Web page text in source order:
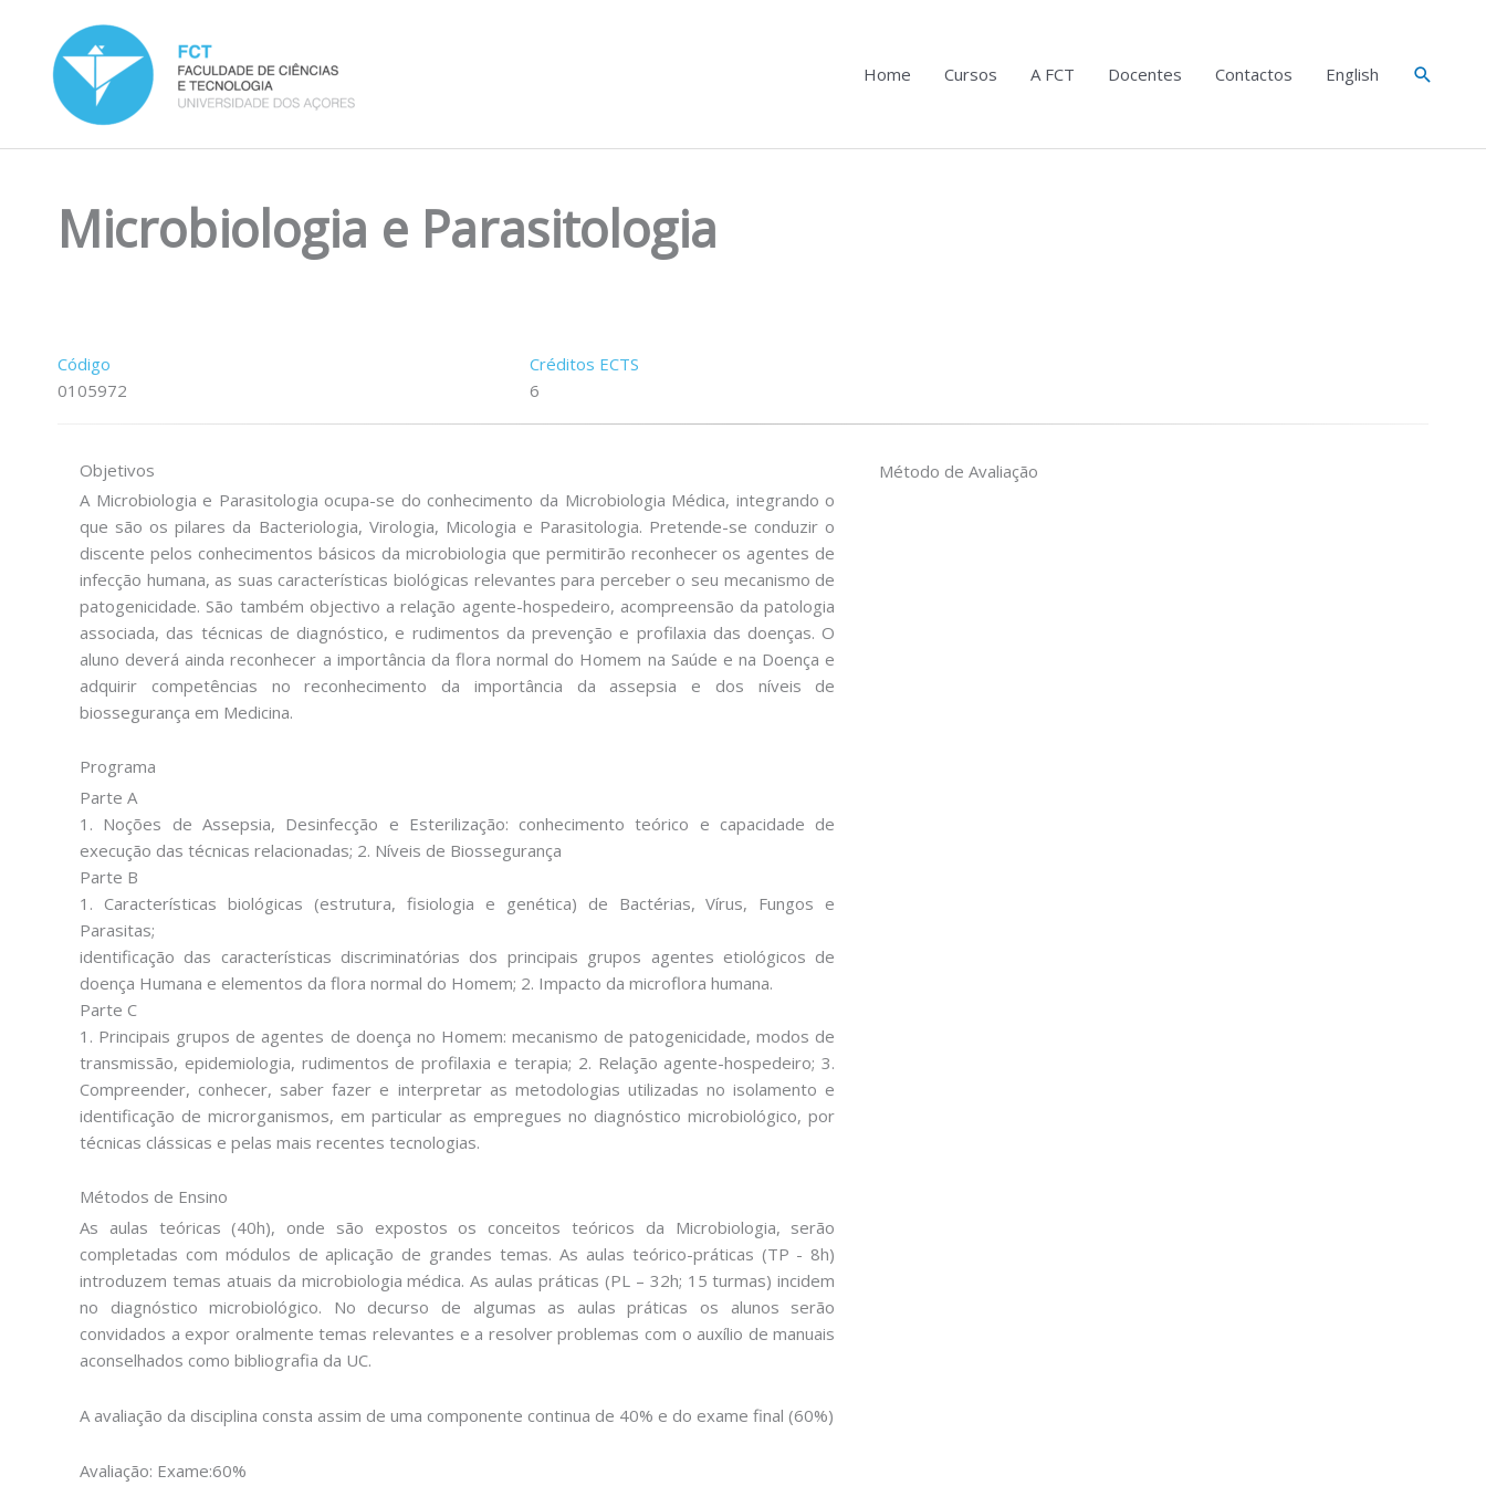
content
Home Cursos A FCT Docentes Contactos English Search
Microbiologia e Parasitologia
Código
0105972
Créditos ECTS
6
Objetivos
A Microbiologia e Parasitologia ocupa-se do conhecimento da Microbiologia Médica, integrando o
que são os pilares da Bacteriologia, Virologia, Micologia e Parasitologia. Pretende-se conduzir o
discente pelos conhecimentos básicos da microbiologia que permitirão reconhecer os agentes de
infecção humana, as suas características biológicas relevantes para perceber o seu mecanismo de
patogenicidade. São também objectivo a relação agente-hospedeiro, acompreensão da patologia
associada, das técnicas de diagnóstico, e rudimentos da prevenção e profilaxia das doenças. O
aluno deverá ainda reconhecer a importância da flora normal do Homem na Saúde e na Doença e
adquirir competências no reconhecimento da importância da assepsia e dos níveis de
biossegurança em Medicina.
Programa
Parte A
1. Noções de Assepsia, Desinfecção e Esterilização: conhecimento teórico e capacidade de
execução das técnicas relacionadas; 2. Níveis de Biossegurança
Parte B
1. Características biológicas (estrutura, fisiologia e genética) de Bactérias, Vírus, Fungos e
Parasitas;
identificação das características discriminatórias dos principais grupos agentes etiológicos de
doença Humana e elementos da flora normal do Homem; 2. Impacto da microflora humana.
Parte C
1. Principais grupos de agentes de doença no Homem: mecanismo de patogenicidade, modos de
transmissão, epidemiologia, rudimentos de profilaxia e terapia; 2. Relação agente-hospedeiro; 3.
Compreender, conhecer, saber fazer e interpretar as metodologias utilizadas no isolamento e
identificação de microrganismos, em particular as empregues no diagnóstico microbiológico, por
técnicas clássicas e pelas mais recentes tecnologias.
Métodos de Ensino
As aulas teóricas (40h), onde são expostos os conceitos teóricos da Microbiologia, serão
completadas com módulos de aplicação de grandes temas. As aulas teórico-práticas (TP - 8h)
introduzem temas atuais da microbiologia médica. As aulas práticas (PL – 32h; 15 turmas) incidem
no diagnóstico microbiológico. No decurso de algumas as aulas práticas os alunos serão
convidados a expor oralmente temas relevantes e a resolver problemas com o auxílio de manuais
aconselhados como bibliografia da UC.
A avaliação da disciplina consta assim de uma componente continua de 40% e do exame final (60%)
Avaliação: Exame:60%
Método de Avaliação